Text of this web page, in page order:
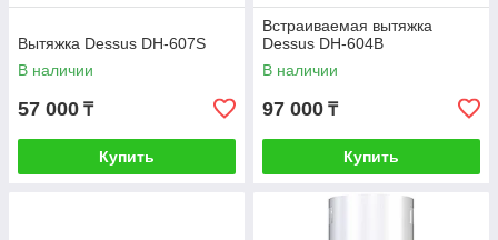
Вытяжка Dessus DH-607S
В наличии
57 000 ₸
Купить
Встраиваемая вытяжка
Dessus DH-604B
В наличии
97 000 ₸
Купить